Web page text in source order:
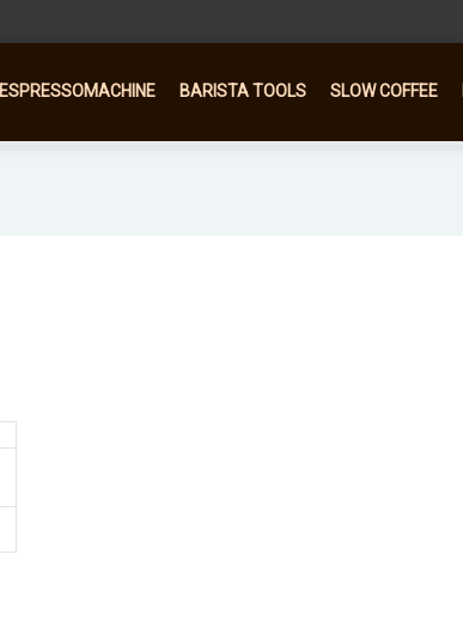
ESPRESSOMACHINE BARISTA TOOLS SLOW COFFEE